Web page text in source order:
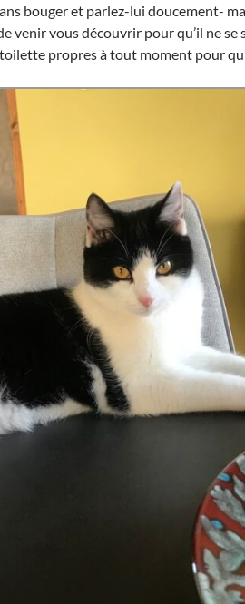
bouger et parlez-lui doucement-
vous découvrir pour qu’il ne se
propres à tout moment pour